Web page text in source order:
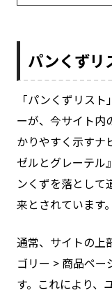
パンくずリ
「パンくずリス
ーが、今サイト内
かりやすく示すナ
ゼルとグレーテル
ンくずを落として
来とされています。
通常、サイトの上
ゴリー > 商品ペ
す。これにより、